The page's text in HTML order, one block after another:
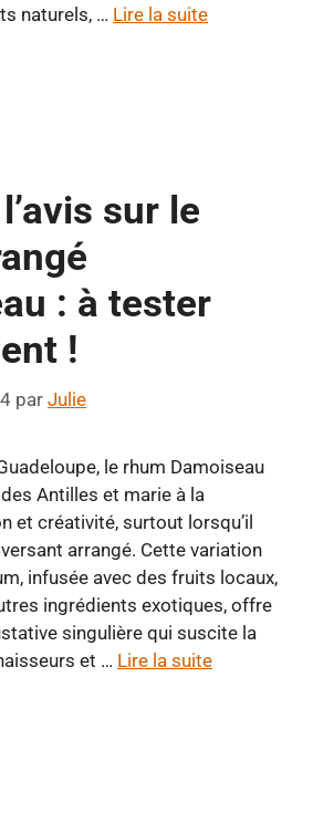
naturels, … Lire la suite
sur le
: à tester
!
par Julie
le rhum Damoiseau
Antilles et marie à la
et créativité, surtout lorsqu’il
arrangé. Cette variation
infusée avec des fruits locaux,
ingrédients exotiques, offre
singulière qui suscite la
et … Lire la suite